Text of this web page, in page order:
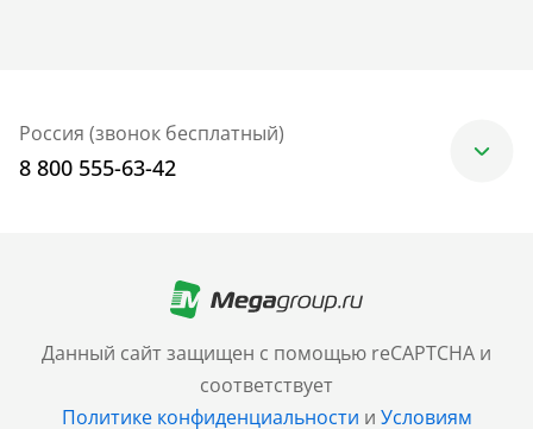
Данный сайт защищен с помощью reCAPTCHA и
соответствует
Политике конфиденциальности и Условиям
Россия (звонок бесплатный)
8 800 555-63-42
+7 (499) 705-30-10
Санкт-Петербург
+7 (812) 600-77-33